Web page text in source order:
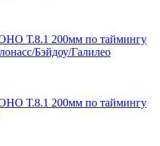
Т.8.1 200мм по таймингу
Бэйдоу/Галилео
Т.8.1 200мм по таймингу